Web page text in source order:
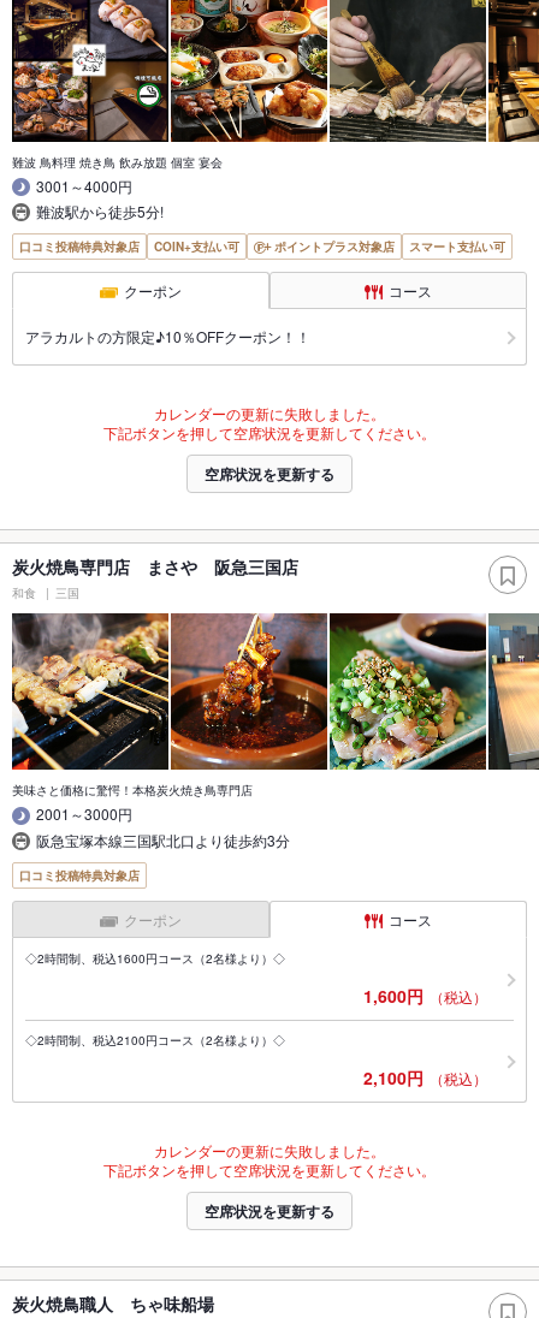
難波 鳥料理 焼き鳥 飲み放題 個室 宴会
3001～4000円
難波駅から徒歩5分!
口コミ投稿特典対象店 COIN+支払い可 ポイントプラス対象店 スマート支払い可
クーポン コース
アラカルトの方限定♪10％OFFクーポン！！
カレンダーの更新に失敗しました。
下記ボタンを押して空席状況を更新してください。
空席状況を更新する
炭火焼鳥専門店 まさや 阪急三国店
和食 三国
美味さと価格に驚愕！本格炭火焼き鳥専門店
2001～3000円
阪急宝塚本線三国駅北口より徒歩約3分
口コミ投稿特典対象店
クーポン コース
◇2時間制、税込1600円コース（2名様より）◇
1,600円 （税込）
◇2時間制、税込2100円コース（2名様より）◇
2,100円 （税込）
カレンダーの更新に失敗しました。
下記ボタンを押して空席状況を更新してください。
空席状況を更新する
炭火焼鳥職人 ちゃ味船場